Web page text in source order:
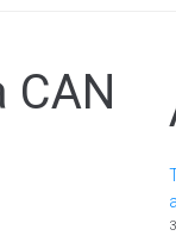
CAN